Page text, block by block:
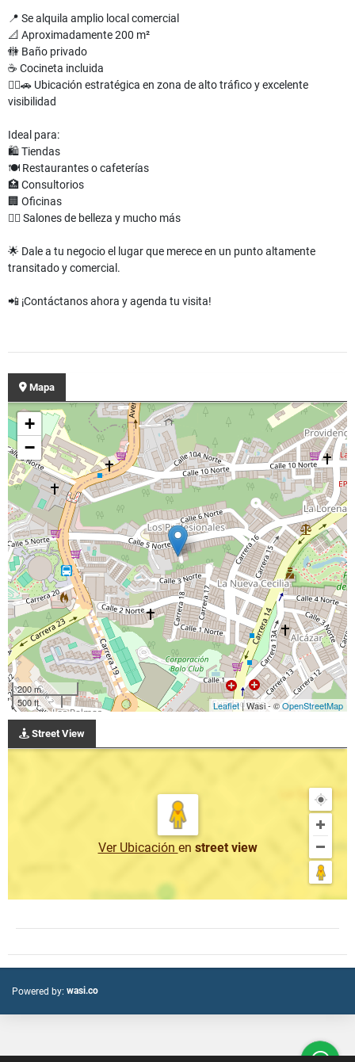
📍 Se alquila amplio local comercial
📐 Aproximadamente 200 m²
🚻 Baño privado
☕ Cocineta incluida
🚶‍♂️🚗 Ubicación estratégica en zona de alto tráfico y excelente
visibilidad
Ideal para:
🛍️ Tiendas
🍽️ Restaurantes o cafeterías
🏥 Consultorios
🏢 Oficinas
💇‍♀️ Salones de belleza y mucho más
🌟 Dale a tu negocio el lugar que merece en un punto altamente
transitado y comercial.
📲 ¡Contáctanos ahora y agenda tu visita!
Mapa
+
−
200 m
500 ft
Leaflet| Wasi - ©OpenStreetMap
Street View
Ver Ubicación en street view
Powered by: wasi.co